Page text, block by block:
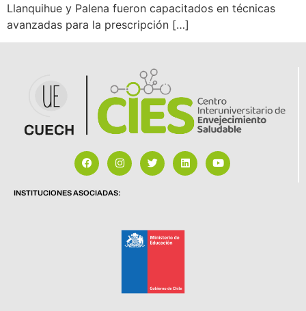
Llanquihue y Palena fueron capacitados en técnicas
avanzadas para la prescripción […]
INSTITUCIONES ASOCIADAS: